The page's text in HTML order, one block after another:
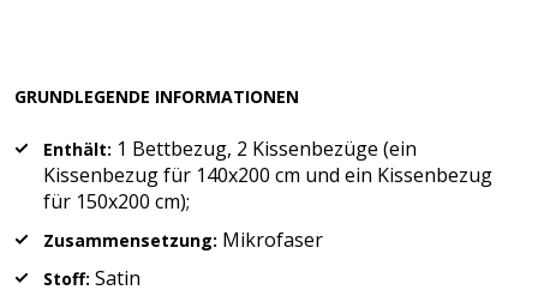
GRUNDLEGENDE INFORMATIONEN
Enthält: 1 Bettbezug, 2 Kissenbezüge (ein
Kissenbezug für 140x200 cm und ein Kissenbezug
für 150x200 cm);
Zusammensetzung: Mikrofaser
Stoff: Satin